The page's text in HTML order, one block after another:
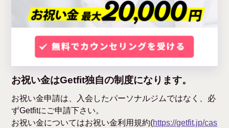
お祝い金はGetfit独自の制度になります。
お祝い金申請は、入会したパーソナルジムではなく、必
ずGetfitにご申請下さい。
お祝い金についてはお祝い金利用規約(https://getfit.jp/cas